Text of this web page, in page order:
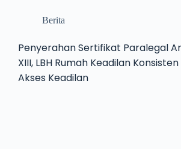
Berita
Penyerahan Sertifikat Paralegal
XIII, LBH Rumah Keadilan
Akses Keadilan